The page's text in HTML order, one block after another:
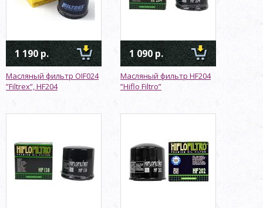
1 190 р.
Масляный фильтр OIF024
”Filtrex”, HF204
1 090 р.
Масляный фильтр HF204
”Hiflo Filtro”